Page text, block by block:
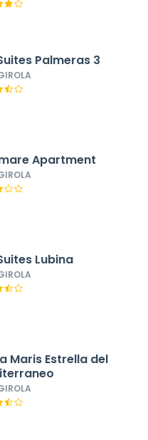
Palmeras 3
Apartment
Lubina
Estrella del